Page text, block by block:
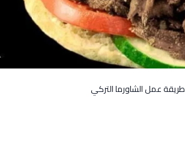
طريقة عمل الشاورما التركي